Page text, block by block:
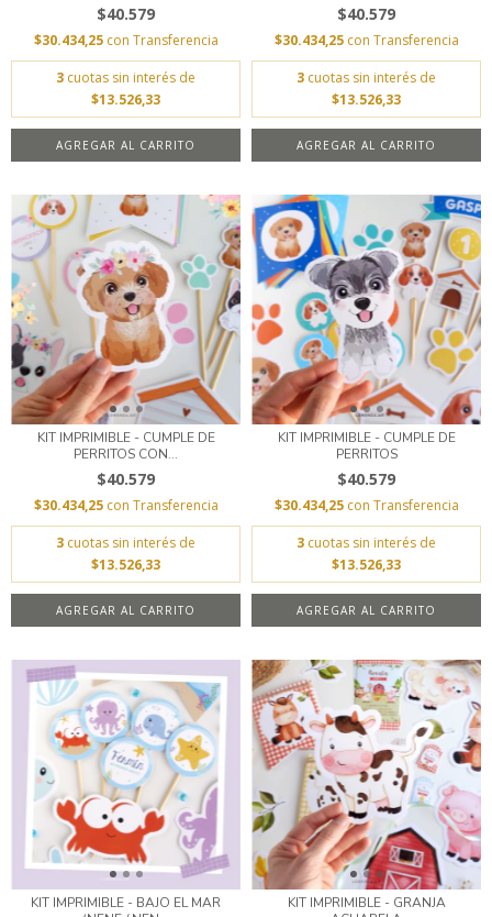
$40.579
$30.434,25 con Transferencia
3 cuotas sin interés de
$13.526,33
AGREGAR AL CARRITO
$40.579
$30.434,25 con Transferencia
3 cuotas sin interés de
$13.526,33
AGREGAR AL CARRITO
KIT IMPRIMIBLE - CUMPLE DE
PERRITOS CON...
$40.579
$30.434,25 con Transferencia
3 cuotas sin interés de
$13.526,33
AGREGAR AL CARRITO
KIT IMPRIMIBLE - CUMPLE DE
PERRITOS
$40.579
$30.434,25 con Transferencia
3 cuotas sin interés de
$13.526,33
AGREGAR AL CARRITO
KIT IMPRIMIBLE - BAJO EL MAR
KIT IMPRIMIBLE - GRANJA